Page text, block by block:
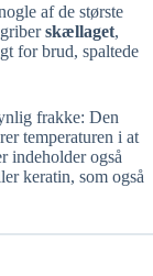
af de største
skællaget,
for brud, spaltede
frakke: Den
temperaturen i at
indeholder også
keratin, som også